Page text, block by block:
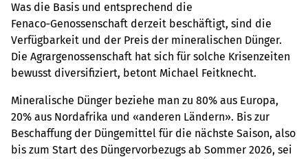
Was die Basis und entsprechend die
Fenaco‑Genossenschaft derzeit beschäftigt, sind die
Verfügbarkeit und der Preis der mineralischen Dünger.
Die Agrargenossenschaft hat sich für solche Krisenzeiten
bewusst diversifiziert, betont Michael Feitknecht.
Mineralische Dünger beziehe man zu 80% aus Europa,
20% aus Nordafrika und «anderen Ländern». Bis zur
Beschaffung der Düngemittel für die nächste Saison, also
bis zum Start des Düngervorbezugs ab Sommer 2026, sei